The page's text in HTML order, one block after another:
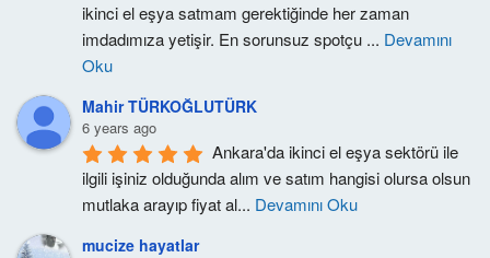
ikinci el eşya satmam gerektiğinde her zaman
imdadımıza yetişir. En sorunsuz spotçu ... Devamını
Oku
Mahir TÜRKOĞLUTÜRK
6 years ago
Ankara'da ikinci el eşya sektörü ile
ilgili işiniz olduğunda alım ve satım hangisi olursa olsun
mutlaka arayıp fiyat al... Devamını Oku
mucize hayatlar